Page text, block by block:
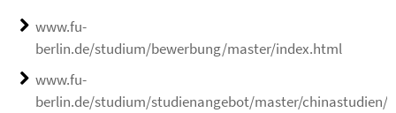
www.fu-
berlin.de/studium/bewerbung/master/index.html
www.fu-
berlin.de/studium/studienangebot/master/chinastudien/